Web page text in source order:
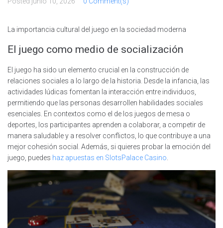
La importancia cultural del juego en la sociedad moderna
El juego como medio de socialización
El juego ha sido un elemento crucial en la construcción de
relaciones sociales a lo largo de la historia. Desde la infancia, las
actividades lúdicas fomentan la interacción entre individuos,
permitiendo que las personas desarrollen habilidades sociales
esenciales. En contextos como el de los juegos de mesa o
deportes, los participantes aprenden a colaborar, a competir de
manera saludable y a resolver conflictos, lo que contribuye a una
mejor cohesión social. Además, si quieres probar la emoción del
juego, puedes haz apuestas en SlotsPalace Casino